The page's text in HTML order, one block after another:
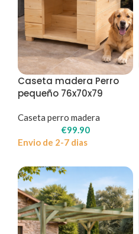
Caseta madera Perro
pequeño 76x70x79
Caseta perro madera
€99.90
Envio de 2-7 dias